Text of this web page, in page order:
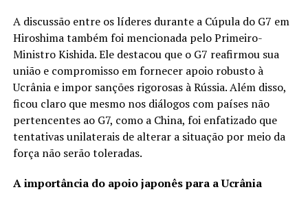
A discussão entre os líderes durante a Cúpula do G7 em
Hiroshima também foi mencionada pelo Primeiro-
Ministro Kishida. Ele destacou que o G7 reafirmou sua
união e compromisso em fornecer apoio robusto à
Ucrânia e impor sanções rigorosas à Rússia. Além disso,
ficou claro que mesmo nos diálogos com países não
pertencentes ao G7, como a China, foi enfatizado que
tentativas unilaterais de alterar a situação por meio da
força não serão toleradas.
A importância do apoio japonês para a Ucrânia